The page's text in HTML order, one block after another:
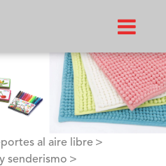
al aire libre
senderismo